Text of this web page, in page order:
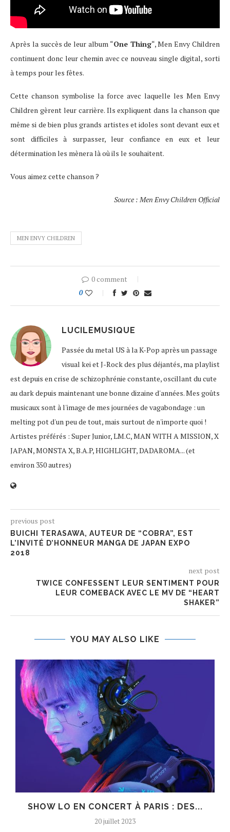
Après la succès de leur album “One Thing“, Men Envy Children
continuent donc leur chemin avec ce nouveau single digital, sorti
à temps pour les fêtes.
Cette chanson symbolise la force avec laquelle les Men Envy
Children gèrent leur carrière. Ils expliquent dans la chanson que
même si de bien plus grands artistes et idoles sont devant eux et
sont difficiles à surpasser, leur confiance en eux et leur
détermination les mènera là où ils le souhaitent.
Vous aimez cette chanson ?
Source : Men Envy Children Official
MEN ENVY CHILDREN
0 comment
0
LUCILEMUSIQUE
Passée du metal US à la K-Pop après un passage
visual kei et J-Rock des plus déjantés, ma playlist
est depuis en crise de schizophrénie constante, oscillant du cute
au dark depuis maintenant une bonne dizaine d'années. Mes goûts
musicaux sont à l'image de mes journées de vagabondage : un
melting pot d'un peu de tout, mais surtout de n'importe quoi !
Artistes préférés : Super Junior, LM.C, MAN WITH A MISSION, X
JAPAN, MONSTA X, B.A.P, HIGHLIGHT, DADAROMA... (et
environ 350 autres)
previous post
BUICHI TERASAWA, AUTEUR DE “COBRA”, EST
L’INVITÉ D’HONNEUR MANGA DE JAPAN EXPO
2018
next post
TWICE CONFESSENT LEUR SENTIMENT POUR
LEUR COMEBACK AVEC LE MV DE “HEART
SHAKER”
YOU MAY ALSO LIKE
SHOW LO EN CONCERT À PARIS : DES...
20 juillet 2023